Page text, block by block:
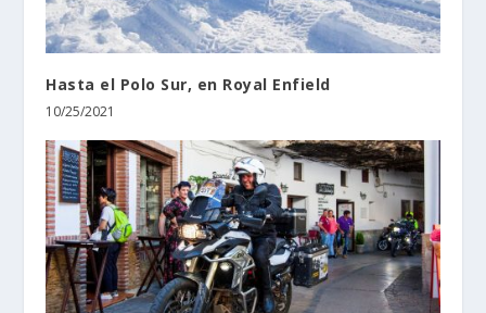
Hasta el Polo Sur, en Royal Enfield
10/25/2021